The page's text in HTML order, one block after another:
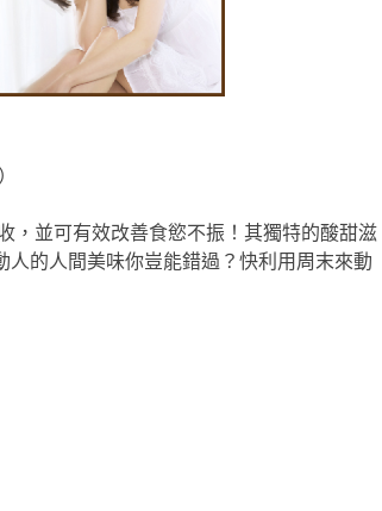
，並可有效改善食慾不振！其獨特的酸甜滋
的人間美味你豈能錯過？快利用周末來動